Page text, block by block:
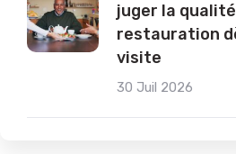
juger la
restauration
visite
30 Juil 2026